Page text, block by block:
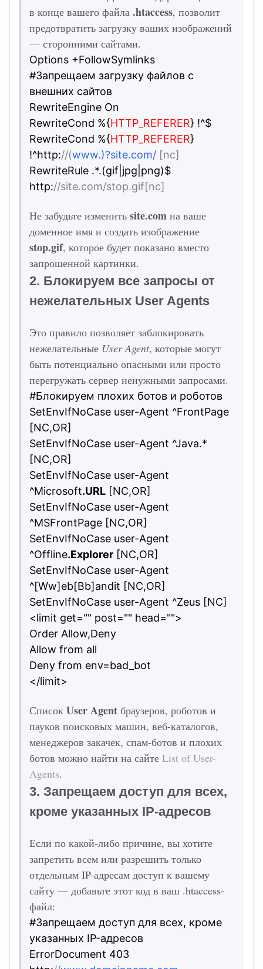
в конце вашего файла.htaccess, позволит
предотвратить загрузку ваших изображений
— сторонними сайтами.
Options +FollowSymlinks
#Запрещаем загрузку файлов с
внешних сайтов
RewriteEngine On
RewriteCond %{HTTP_REFERER} !^$
RewriteCond %{HTTP_REFERER}
!^http://(www.)?site.com/ [nc]
RewriteRule .*.(gif|jpg|png)$
http://site.com/stop.gif[nc]
Не забудьте изменитьsite.com на ваше
доменное имя и создать изображение
stop.gif, которое будет показано вместо
запрошенной картинки.
2. Блокируем все запросы от
нежелательных User Agents
Это правило позволяет заблокировать
нежелательные User Agent, которые могут
быть потенциально опасными или просто
перегружать сервер ненужными запросами.
#Блокируем плохих ботов и роботов
SetEnvIfNoCase user-Agent ^FrontPage
[NC,OR]
SetEnvIfNoCase user-Agent ^Java.*
[NC,OR]
SetEnvIfNoCase user-Agent
^Microsoft.URL [NC,OR]
SetEnvIfNoCase user-Agent
^MSFrontPage [NC,OR]
SetEnvIfNoCase user-Agent
^Offline.Explorer [NC,OR]
SetEnvIfNoCase user-Agent
^[Ww]eb[Bb]andit [NC,OR]
SetEnvIfNoCase user-Agent ^Zeus [NC]
<limit get="" post="" head="">
Order Allow,Deny
Allow from all
Deny from env=bad_bot
</limit>
СписокUser Agent браузеров, роботов и
пауков поисковых машин, веб-каталогов,
менеджеров закачек, спам-ботов и плохих
ботов можно найти на сайтеList of User-
Agents.
3. Запрещаем доступ для всех,
кроме указанных IP-адресов
Если по какой-либо причине, вы хотите
запретить всем или разрешить только
отдельным IP-адресам доступ к вашему
сайту — добавьте этот код в ваш .htaccess-
файл:
#Запрещаем доступ для всех, кроме
указанных IP-адресов
ErrorDocument 403